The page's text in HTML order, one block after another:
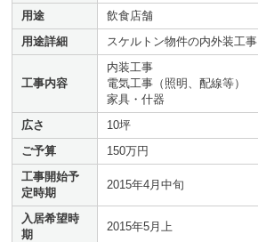
用途
飲食店舗
用途詳細
スケルトン物件の内外装工事
工事内容
内装工事
電気工事（照明、配線等）
家具・什器
広さ
10坪
ご予算
150万円
工事開始予
定時期
2015年4月中旬
入居希望時
期
2015年5月上